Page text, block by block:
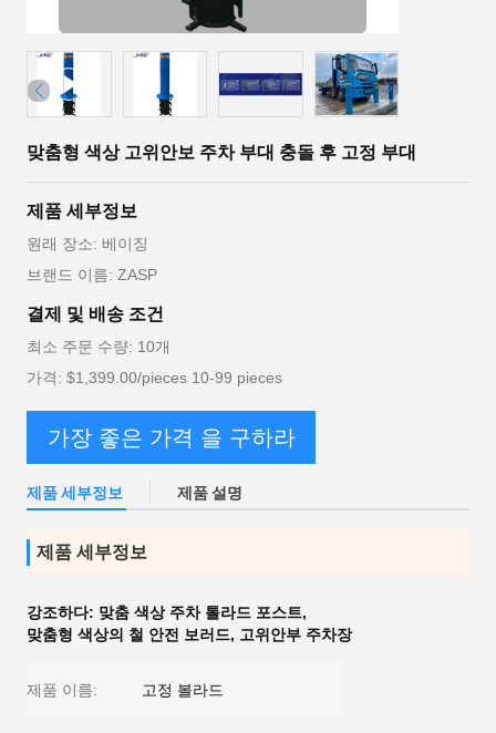
맞춤형 색상 고위안보 주차 부대 충돌 후 고정 부대
제품 세부정보
원래 장소: 베이징
브랜드 이름: ZASP
결제 및 배송 조건
최소 주문 수량: 10개
가격: $1,399.00/pieces 10-99 pieces
가장 좋은 가격 을 구하라
제품 세부정보 제품 설명
제품 세부정보
강조하다: 맞춤 색상 주차 톨라드 포스트,
맞춤형 색상의 철 안전 보러드, 고위안부 주차장
제품 이름: 고정 볼라드